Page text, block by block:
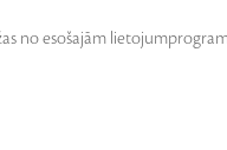
no esošajām